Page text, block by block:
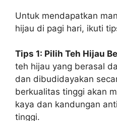
Untuk mendapatkan
hijau di pagi hari, ikuti
Tips 1: Pilih Teh Hijau
teh hijau yang berasal
dan dibudidayakan
berkualitas tinggi akan
kaya dan kandungan
tinggi.